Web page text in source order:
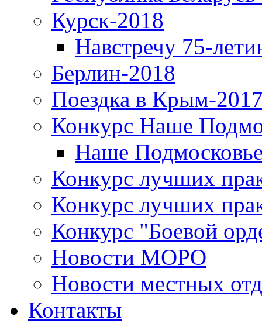
Курск-2018
Навстречу 75-
Берлин-2018
Поездка в Крым-
Конкурс Наше
Наше
Конкурс лучших
Конкурс лучших
Конкурс "Боевой
Новости МОРО
Новости местных
Контакты